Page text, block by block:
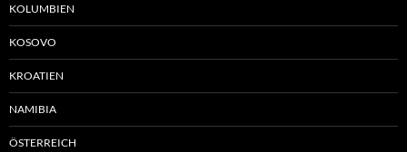
KOLUMBIEN
KOSOVO
KROATIEN
NAMIBIA
ÖSTERREICH